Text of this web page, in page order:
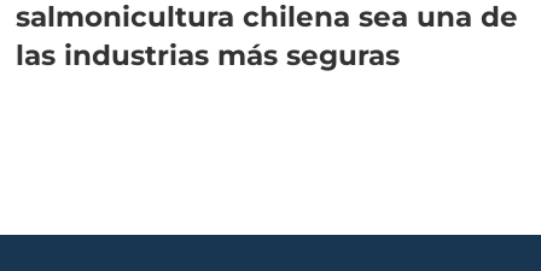
salmonicultura chilena sea una de
las industrias más seguras